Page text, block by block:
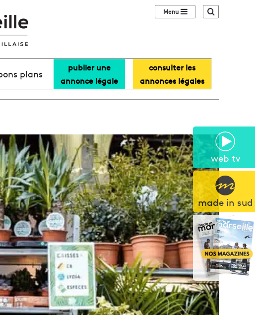
web tv
made in sud
Sidebar (barre
plans
publier une
annonce légale
consulter les
annonces légales